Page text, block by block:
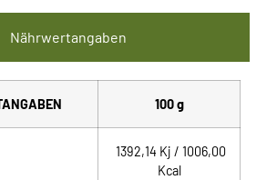
Nährwertangaben
100 g
1392,14 Kj / 1006,00
Kcal